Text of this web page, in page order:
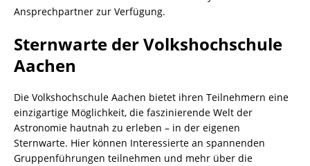
Ansprechpartner zur Verfügung.
Sternwarte der Volkshochschule
Aachen
Die Volkshochschule Aachen bietet ihren Teilnehmern eine
einzigartige Möglichkeit, die faszinierende Welt der
Astronomie hautnah zu erleben – in der eigenen
Sternwarte. Hier können Interessierte an spannenden
Gruppenführungen teilnehmen und mehr über die